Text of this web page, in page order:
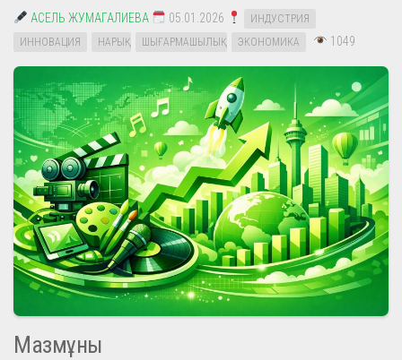
АСЕЛЬ ЖУМАГАЛИЕВА 05.01.2026
ИНДУСТРИЯ
ИННОВАЦИЯ
НАРЫҚ ШЫҒАРМАШЫЛЫҚ ЭКОНОМИКА 1049
Мазмұны